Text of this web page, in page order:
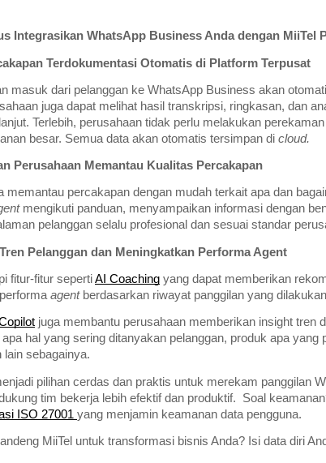
Integrasikan WhatsApp Business Anda dengan MiiTel
Terdokumentasi Otomatis di Platform Terpusat
masuk dari pelanggan ke WhatsApp Business akan
juga dapat melihat hasil transkripsi, ringkasan, dan
Terlebih, perusahaan tidak perlu melakukan
besar. Semua data akan otomatis tersimpan di cloud.
Perusahaan Memantau Kualitas Percakapan
memantau percakapan dengan mudah terkait apa dan
mengikuti panduan, menyampaikan informasi dengan
pelanggan selalu profesional dan sesuai standar
Pelanggan dan Meningkatkan Performa Agent
fitur-fitur sepertiAI Coaching yang dapat memberikan
agentberdasarkan riwayat panggilan yang
juga membantu perusahaan memberikan insight tren
hal yang sering ditanyakan pelanggan, produk apa yang
lain sebagainya.
pilihan cerdas dan praktis untuk merekam panggilan
tim bekerja lebih efektif dan produktif. Soal
ISO 27001 yang menjamin keamanan data pengguna.
MiiTel untuk transformasi bisnis Anda? Isi data diri